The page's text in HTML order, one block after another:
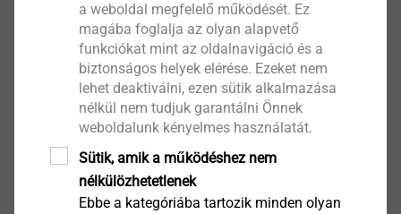
hajoljon.
Süllyesztett fej, hatlapú foglalattal
​​​​​​​A sülyesztett fejet szintén egy belső kulcsnyílás
jellemzi, általában hatlapú. A fej teljesen belesüllyed
az anyagba, így egy síkban van az építőelem
felületével.
a weboldal megfelelő működését. Ez
magába foglalja az olyan alapvető
funkciókat mint az oldalnavigáció és a
biztonságos helyek elérése. Ezeket nem
lehet deaktiválni, ezen sütik alkalmazása
nélkül nem tudjuk garantálni Önnek
weboldalunk kényelmes használatát.
Sütik, amik a működéshez nem
nélkülözhetetlenek
Ebbe a kategóriába tartozik minden olyan